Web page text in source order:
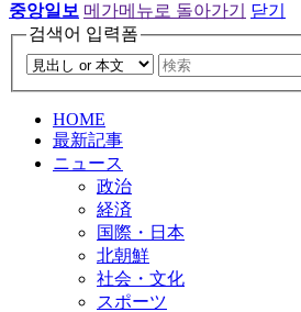
중앙일보 메가메뉴로 돌아가기
닫기
검색어 입력폼
HOME
最新記事
ニュース
政治
経済
国際・日本
北朝鮮
社会・文化
スポーツ